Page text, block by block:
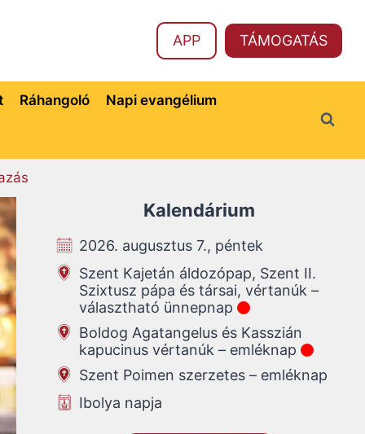
APP TÁMOGATÁS
Ráhangoló Napi evangélium
Kalendárium
2026. augusztus 7., péntek
Szent Kajetán áldozópap, Szent II.
Szixtusz pápa és társai, vértanúk –
választható ünnepnap
Boldog Agatangelus és Kasszián
kapucinus vértanúk – emléknap
Szent Poimen szerzetes – emléknap
Ibolya napja